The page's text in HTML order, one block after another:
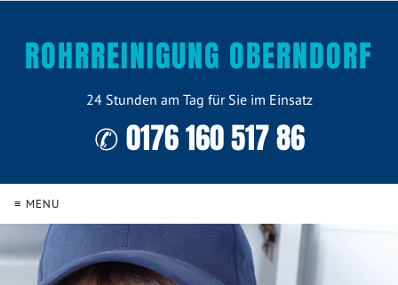
ROHRREINIGUNG OBERNDORF
24 Stunden am Tag für Sie im Einsatz
✆ 0176 160 517 86
≡ MENU